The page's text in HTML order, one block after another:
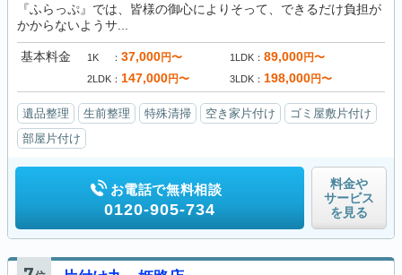
『ふらっぷ』では、皆様の御心によりそって、できるだけ負担が
かからないようサ...
基本料金 1K 37,000円〜 1LDK 89,000円〜
2LDK 147,000円〜 3LDK 198,000円〜
遺品整理 生前整理 特殊清掃 空き家片付け
ゴミ屋敷片付け
部屋片付け
お電話で無料相談
0120-905-734
料金や
サービス
を見る